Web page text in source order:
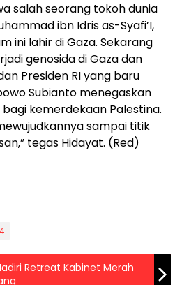
salah seorang tokoh dunia
ibn Idris as-Syafi’I,
ini lahir di Gaza. Sekarang
genosida di Gaza dan
Presiden RI yang baru
Subianto menegaskan
kemerdekaan Palestina.
sampai titik
tegas Hidayat. (Red)
Retreat Kabinet Merah